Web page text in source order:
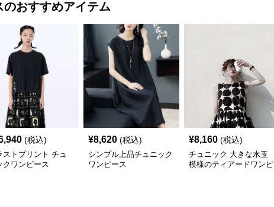
のおすすめアイテム
(税込)
ストプリント チュ
クワンピース
¥8,620 (税込)
シンプル上品チュニック
ワンピース
¥8,160 (税込)
チュニック 大きな水玉
模様のティアードワンピ